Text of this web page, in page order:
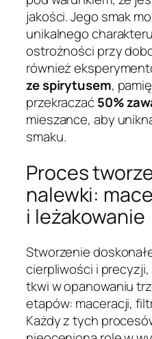
jakości. Jego smak
unikalnego
ostrożności przy
również
ze spirytusem,
przekraczać50%
mieszance, aby
smaku.
Proces
nalewki:
i leżakowanie
Stworzenie
cierpliwości i
tkwi w opanowaniu
etapów: maceracji,
Każdy z tych